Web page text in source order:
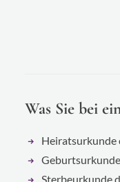
Was Sie bei
Heiratsurkunde
Sterbeurkunde